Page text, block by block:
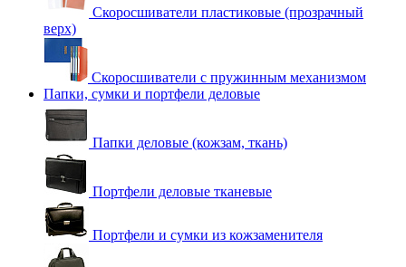
Скоросшиватели пластиковые (прозрачный
верх)
Скоросшиватели с пружинным механизмом
Папки, сумки и портфели деловые
Папки деловые (кожзам, ткань)
Портфели деловые тканевые
Портфели и сумки из кожзаменителя